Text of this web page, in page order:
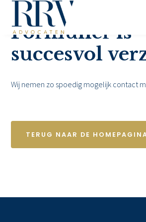
Formulier is
succesvol
Wij nemen zo spoedig mogelijk contact
TERUG NAAR DE